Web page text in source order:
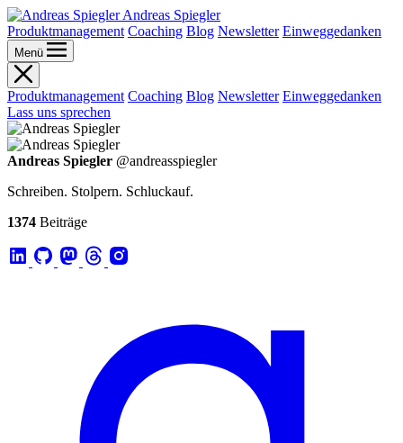
Andreas Spiegler
Produktmanagement Coaching Blog Newsletter Einweggedanken
Menü
Produktmanagement Coaching Blog Newsletter Einweggedanken
Lass uns sprechen
Andreas Spiegler @andreasspiegler
Schreiben. Stolpern. Schluckauf.
1374 Beiträge